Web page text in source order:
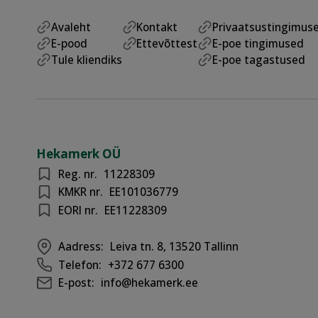
Avaleht
E-pood
Tule kliendiks
Kontakt
Ettevõttest
E-poe tingimused
E-poe tagastused
Hekamerk OÜ
Reg. nr. 11228309
KMKR nr. EE101036779
EORI nr. EE11228309
Aadress: Leiva tn. 8, 13520 Tallinn
Telefon: +372 677 6300
E-post: info@hekamerk.ee